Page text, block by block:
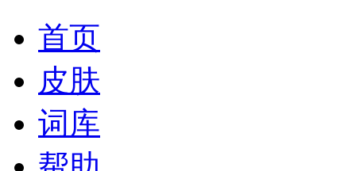
首页
皮肤
词库